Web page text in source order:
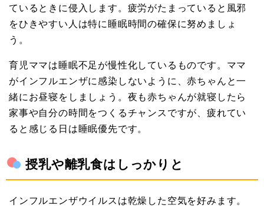
ているときに侵入します。疲労がたまっていると風邪
をひきやすい人は特に睡眠時間の確保に努めましょ
う。
育児ママは睡眠不足が慢性化しているものです。ママ
がインフルエンザに感染しないように、赤ちゃんと一
緒にお昼寝をしましょう。夜も赤ちゃんが就寝したら
家事や自分の時間をつくるチャンスですが、疲れてい
ると感じる日は睡眠優先です。
授乳や離乳食はしっかりと
インフルエンザウイルスは乾燥した空気を好みます。